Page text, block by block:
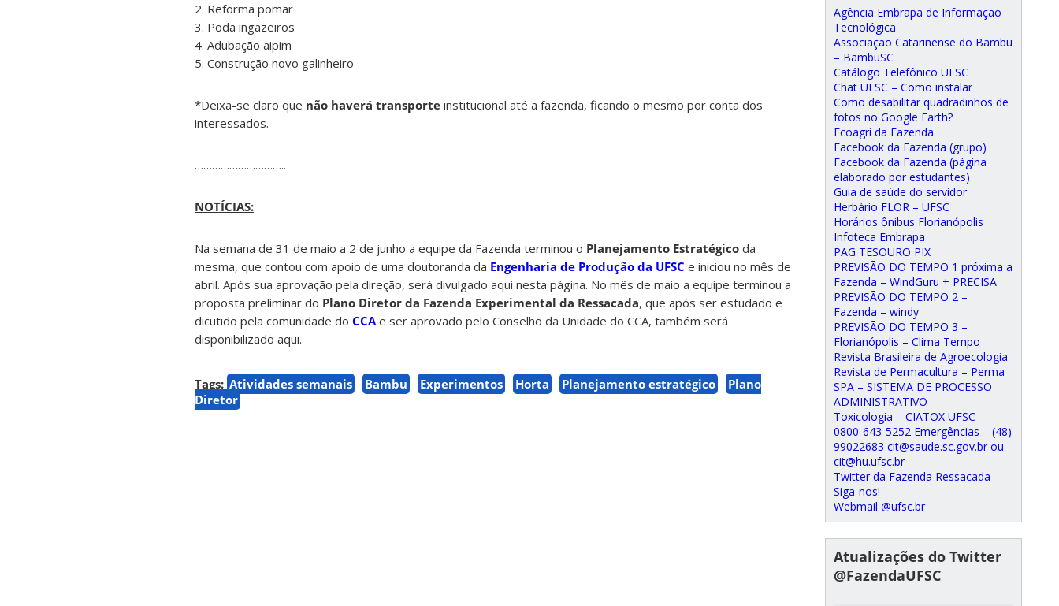
2. Reforma pomar
3. Poda ingazeiros
4. Adubação aipim
5. Construção novo galinheiro
*Deixa-se claro que não haverá transporte institucional até a fazenda, ficando o mesmo por conta dos
interessados.
…………………………..
NOTÍCIAS:
Na semana de 31 de maio a 2 de junho a equipe da Fazenda terminou o Planejamento Estratégico da
mesma, que contou com apoio de uma doutoranda da Engenharia de Produção da UFSC e iniciou no mês de
abril. Após sua aprovação pela direção, será divulgado aqui nesta página. No mês de maio a equipe terminou a
proposta preliminar do Plano Diretor da Fazenda Experimental da Ressacada, que após ser estudado e
dicutido pela comunidade do CCAe ser aprovado pelo Conselho da Unidade do CCA, também será
disponibilizado aqui.
Tags: Atividades semanais Bambu Experimentos Horta Planejamento estratégico
Plano
Diretor
Agência Embrapa de Informação
Tecnológica
Associação Catarinense do Bambu
– BambuSC
Catálogo Telefônico UFSC
Chat UFSC – Como instalar
Como desabilitar quadradinhos de
fotos no Google Earth?
Ecoagri da Fazenda
Facebook da Fazenda (grupo)
Facebook da Fazenda (página
elaborado por estudantes)
Guia de saúde do servidor
Herbário FLOR – UFSC
Horários ônibus Florianópolis
Infoteca Embrapa
PAG TESOURO PIX
PREVISÃO DO TEMPO 1 próxima a
Fazenda – WindGuru + PRECISA
PREVISÃO DO TEMPO 2 –
Fazenda – windy
PREVISÃO DO TEMPO 3 –
Florianópolis – Clima Tempo
Revista Brasileira de Agroecologia
Revista de Permacultura – Perma
SPA – SISTEMA DE PROCESSO
ADMINISTRATIVO
Toxicologia – CIATOX UFSC –
0800-643-5252 Emergências – (48)
99022683 cit@saude.sc.gov.br ou
cit@hu.ufsc.br
Twitter da Fazenda Ressacada –
Siga-nos!
Webmail @ufsc.br
Atualizações do Twitter
@FazendaUFSC